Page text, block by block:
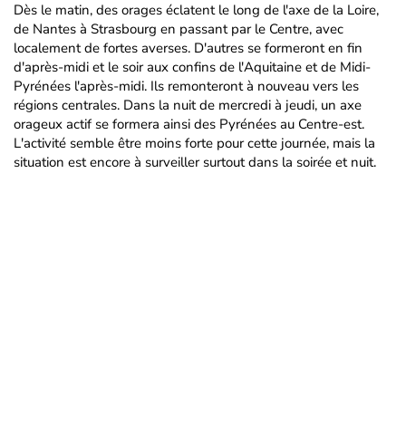
Dès le matin, des orages éclatent le long de l'axe de la Loire,
de Nantes à Strasbourg en passant par le Centre, avec
localement de fortes averses. D'autres se formeront en fin
d'après-midi et le soir aux confins de l'Aquitaine et de Midi-
Pyrénées l'après-midi. Ils remonteront à nouveau vers les
régions centrales. Dans la nuit de mercredi à jeudi, un axe
orageux actif se formera ainsi des Pyrénées au Centre-est.
L'activité semble être moins forte pour cette journée, mais la
situation est encore à surveiller surtout dans la soirée et nuit.